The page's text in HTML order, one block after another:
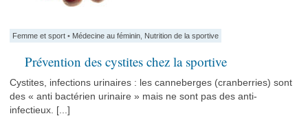
Femme et sport • Médecine au féminin Nutrition de la sportive
Prévention des cystites chez la sportive
Cystites, infections urinaires : les canneberges (cranberries) sont
des « anti bactérien urinaire » mais ne sont pas des anti-
infectieux. [...]